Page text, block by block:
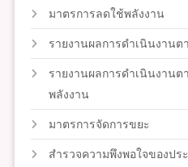
มาตรการลดใช้พลังงาน
รายงานผลการดำเนินงานต
รายงานผลการดำเนินงาน
พลังงาน
มาตรการจัดการขยะ
สำรวจความพึงพอใจของป